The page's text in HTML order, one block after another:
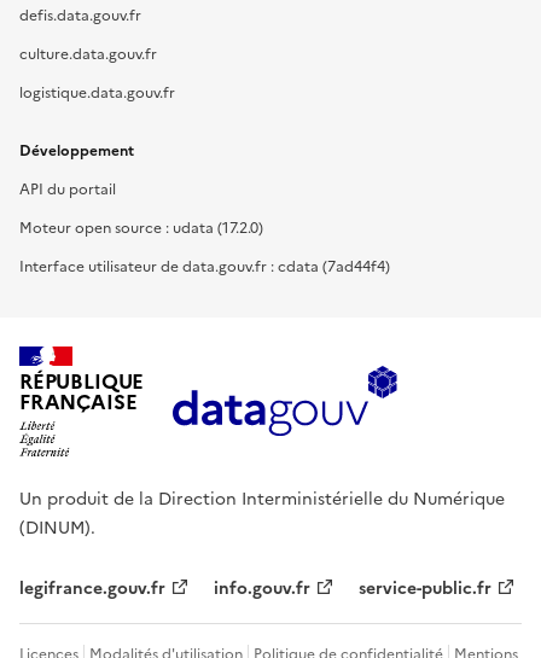
defis.data.gouv.fr
culture.data.gouv.fr
logistique.data.gouv.fr
Développement
API du portail
Moteur open source : udata (17.2.0)
Interface utilisateur de data.gouv.fr : cdata (7ad44f4)
RÉPUBLIQUE
FRANÇAISE
Un produit de la Direction Interministérielle du Numérique
(DINUM).
legifrance.gouv.fr info.gouv.fr service-public.fr